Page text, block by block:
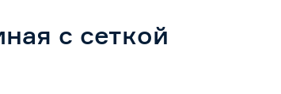
с сеткой